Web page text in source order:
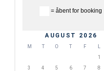
= åbent for booking
AUGUST 2026
M T O T F
1
3
4 5 6 7 8